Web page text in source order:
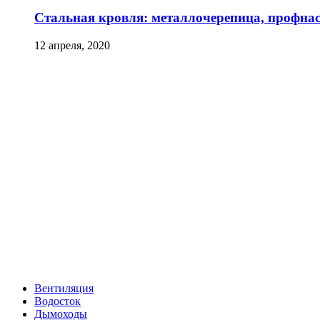
Стальная кровля: металлочерепица,
12 апреля, 2020
Вентиляция
Водосток
Дымоходы